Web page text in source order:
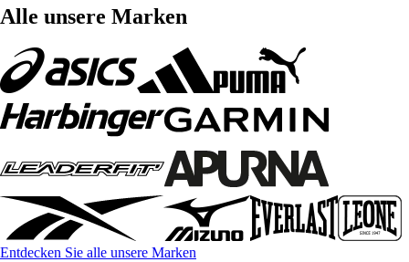
Alle unsere Marken
Entdecken Sie alle unsere Marken